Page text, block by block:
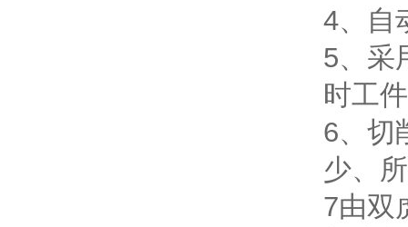
4、自
5、采
时工
6、切
少、
7由双